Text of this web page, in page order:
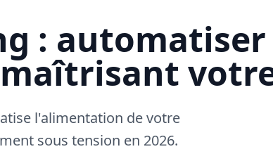
:
l'alimentation de votre
sous tension en 2026.